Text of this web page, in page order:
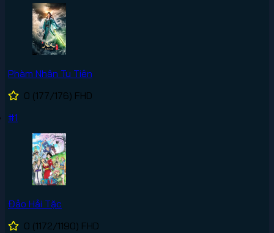
Phàm Nhân Tu Tiên
0 (177/176) FHD
#1
Đảo Hải Tặc
0 (1172/1190) FHD